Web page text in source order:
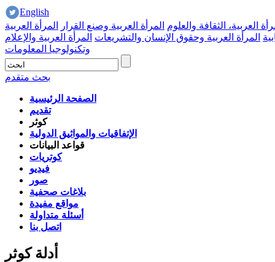
English
العربية، الثقافة والعلوم المرأة العربية وصنع القرار
المرأة العربية
المرأة العربية وحقوق الإنسان والتشريعات المرأة العربية والإعلام
وتكنولوجيا المعلومات
بحث متقدم
الصفحة الرئيسية
تقديم
كوثر
الإتفاقيات والمواثيق الدولية
قواعد البيانات
كوتريات
فيديو
صور
بلاغات صحفية
مواقع مفيدة
أسئلة متداولة
اتصل بنا
أدلة كوثر